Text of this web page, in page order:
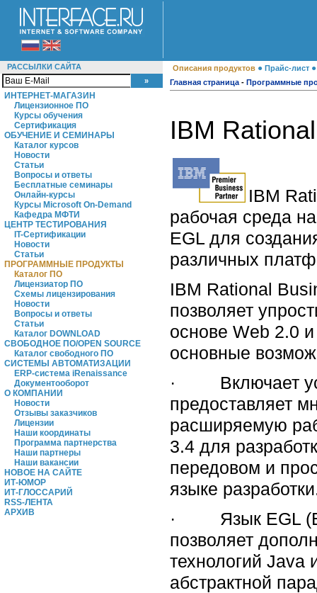
РАССЫЛКИ САЙТА
ИНТЕРНЕТ-МАГАЗИН
Лицензионное ПО
Курсы обучения
Сертификация
ОБУЧЕНИЕ И СЕМИНАРЫ
Каталог курсов
Новости
Статьи
Вопросы и ответы
Бесплатные семинары
Онлайн-курсы
Курсы Microsoft On-Demand
Кафедра МФТИ
ЦЕНТР ТЕСТИРОВАНИЯ
IT-Сертификации
Новости
Статьи
ПРОГРАММНЫЕ ПРОДУКТЫ
Каталог ПО
Лицензиатор ПО
Схемы лицензирования
Новости
Вопросы и ответы
Статьи
Каталог DOWNLOAD
СВОБОДНОЕ ПО/OPEN SOURCE
Каталог свободного ПО
СИСТЕМЫ АВТОМАТИЗАЦИИ
ERP-система iRenaissance
Документооборот
О КОМПАНИИ
Новости
Отзывы заказчиков
Лицензии
Наши координаты
Программа партнерства
Наши партнеры
Наши вакансии
НОВОЕ НА САЙТЕ
ИТ-ЮМОР
ИТ-ГЛОССАРИЙ
RSS-ЛЕНТА
АРХИВ
Описания продуктов ● Прайс-лист
Главная страница - Программные
IBM
IBM
рабочая среда
EGL для
различных
IBM Rational
позволяет
основе Web 2.0
основные
· Включает
предоставляет
расширяемую
3.4 для
передовом и
языке
· Язык EGL
позволяет
технологий Java
абстрактной